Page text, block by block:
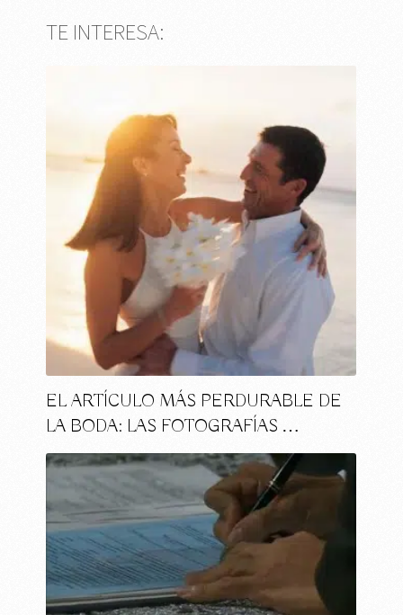
TE INTERESA:
EL ARTÍCULO MÁS PERDURABLE DE
LA BODA: LAS FOTOGRAFÍAS …